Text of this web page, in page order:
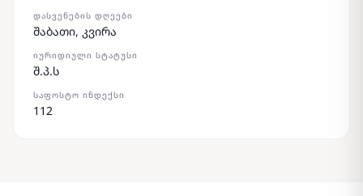
ᲓᲐᲡᲕᲔᲜᲔᲑᲘᲡ ᲓᲦᲔᲔᲑᲘ
შაბათი, კვირა
ᲘᲣᲠᲘᲓᲘᲣᲚᲘ ᲡᲢᲐᲢᲣᲡᲘ
შ.პ.ს
ᲡᲐᲤᲝᲡᲢᲝ ᲘᲜᲓᲔᲥᲡᲘ
112